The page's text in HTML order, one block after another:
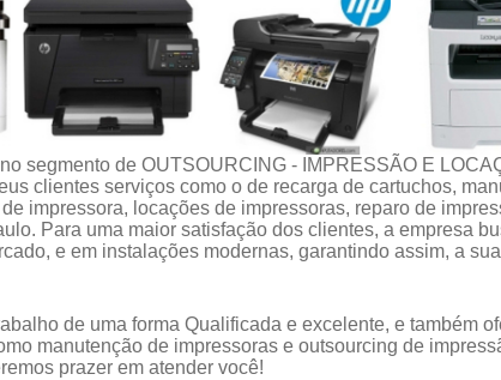
segmento de OUTSOURCING - IMPRESSÃO E
clientes serviços como o de recarga de cartuchos,
impressora, locações de impressoras, reparo de
Para uma maior satisfação dos clientes, a empresa
e em instalações modernas, garantindo assim, a
de uma forma Qualificada e excelente, e também
manutenção de impressoras e outsourcing de
prazer em atender você!